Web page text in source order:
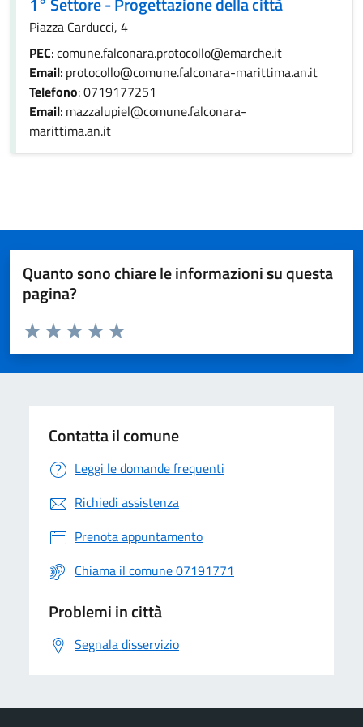
Piazza Carducci, 4
PEC: comune.falconara.protocollo@emarche.it
Email: protocollo@comune.falconara-marittima.an.it
Telefono: 0719177251
Email: mazzalupiel@comune.falconara-
marittima.an.it
Quanto sono chiare le informazioni su questa
pagina?
Valuta da 1 a 5 stelle la pagina
Valuta 5 stelle su 5
Valuta 4 stelle su 5
Valuta 3 stelle su 5
Valuta 2 stelle su 5
Valuta 1 stelle su 5
Contatta il comune
Leggi le domande frequenti
Richiedi assistenza
Prenota appuntamento
Chiama il comune 07191771
Problemi in città
Segnala disservizio